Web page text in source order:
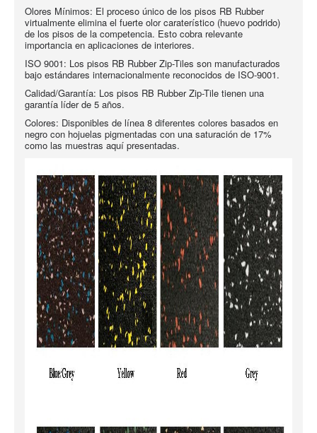
Olores Mínimos: El proceso único de los pisos RB Rubber
virtualmente elimina el fuerte olor caraterístico (huevo podrido)
de los pisos de la competencia. Esto cobra relevante
importancia en aplicaciones de interiores.
ISO 9001: Los pisos RB Rubber Zip-Tiles son manufacturados
bajo estándares internacionalmente reconocidos de ISO-9001.
Calidad/Garantía: Los pisos RB Rubber Zip-Tile tienen una
garantía líder de 5 años.
Colores: Disponibles de línea 8 diferentes colores basados en
negro con hojuelas pigmentadas con una saturación de 17%
como las muestras aquí presentadas.